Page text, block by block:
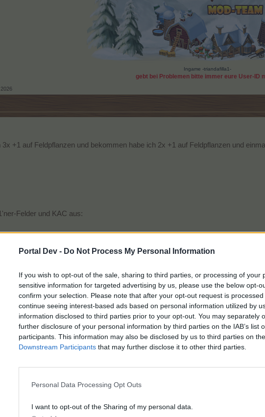
Portal Dev - Do Not Process My Personal Information
If you wish to opt-out of the sale, sharing to third parties, or processing of your
sensitive information for targeted advertising by us, please use the below opt-
confirm your selection. Please note that after your opt-out request is
continue seeing interest-based ads based on personal information utilized by
information disclosed to third parties prior to your opt-out. You may separately
further disclosure of your personal information by third parties on the IAB’s list
participants. This information may also be disclosed by us to third parties on the
Downstream Participants that may further disclose it to other third parties.
Personal Data Processing Opt Outs
I want to opt-out of the Sharing of my personal data.
Ingame -triandafilla1-
gebt bei Problemen bitte immer eure User-ID
3x +1 auf Feldpflanzen und bekommen habe ich 2x +1 auf Feldpflanzen und
Felder und KAC aus:
Eventpflanzen, die ich in der Zwischenzeit einmal geerntet habe.
Das Edelweißtal und der Kleberschei* da, kann wieder weg.
2.0
2026
+1 auf Feldpflanzen und bekommen habe ich 2x +1 auf Feldpflanzen und einmal +1 für